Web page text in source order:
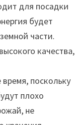
для посадки
будет
части.
качества,
поскольку
плохо
не